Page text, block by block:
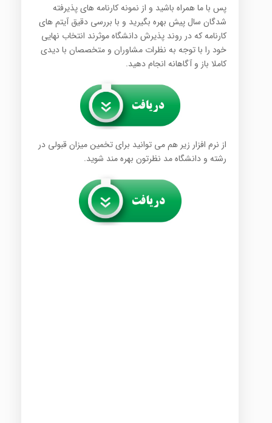
پس با ما همراه باشید و از نمونه کارنامه های پذیرفته
شدگان سال پیش بهره بگیرید و با بررسی دقیق آیتم های
کارنامه که در روند پذیرش دانشگاه موثرند انتخاب نهایی
خود را با توجه به نظرات مشاوران و متخصصان با دیدی
کاملا باز و آگاهانه انجام دهید.
از نرم افزار زیر هم می توانید برای تخمین میزان قبولی در
رشته و دانشگاه مد نظرتون بهره مند شوید.